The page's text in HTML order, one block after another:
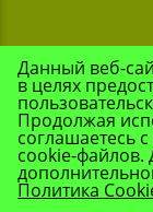
Данный веб-
в целях
Продолжая
соглашаетесь
cookie-файлов.
Политика